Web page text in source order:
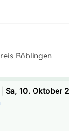
Böblingen.
Sa, 10. Oktober